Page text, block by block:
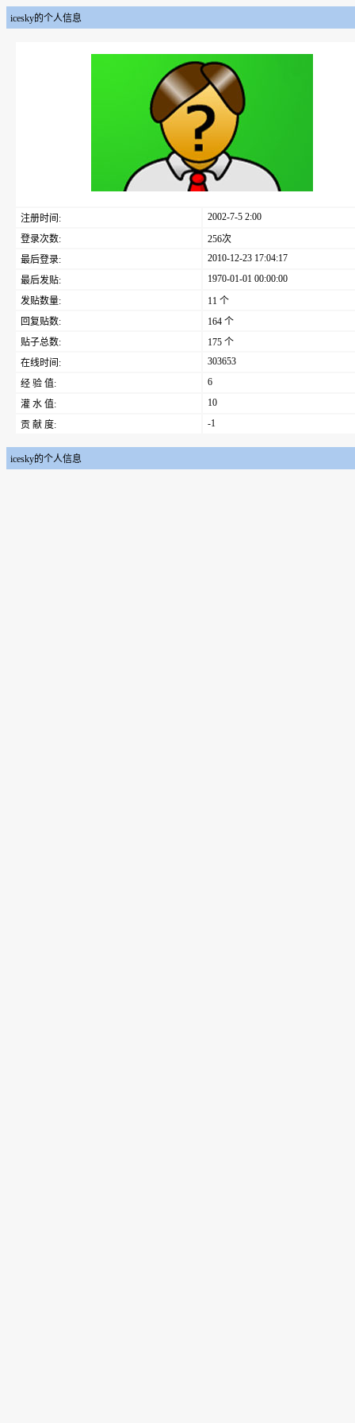
icesky的个人信息
注册时间:
2002-7-5 2:00
登录次数:
256次
最后登录:
2010-12-23 17:04:17
最后发贴:
1970-01-01 00:00:00
发贴数量:
11 个
回复贴数:
164 个
贴子总数:
175 个
在线时间:
303653
经 验 值:
6
灌 水 值:
10
贡 献 度:
-1
icesky的个人信息